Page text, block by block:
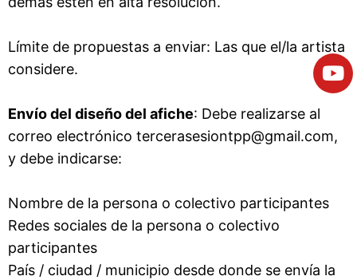
Límite de propuestas a enviar: Las que el/la artista
considere.
Envío del diseño del afiche: Debe realizarse al
correo electrónico tercerasesiontpp@gmail.com,
y debe indicarse:
Nombre de la persona o colectivo participantes
Redes sociales de la persona o colectivo
participantes
País / ciudad / municipio desde donde se envía la